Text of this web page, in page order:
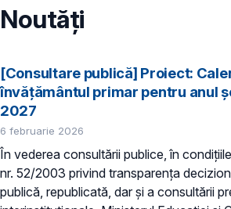
Noutăți
[Consultare publică] Proiect:
învăţământul primar pentru anul
2027
6 februarie 2026
În vederea consultării publice, în
nr. 52/2003 privind transparenţa
publică, republicată, dar și a consultării